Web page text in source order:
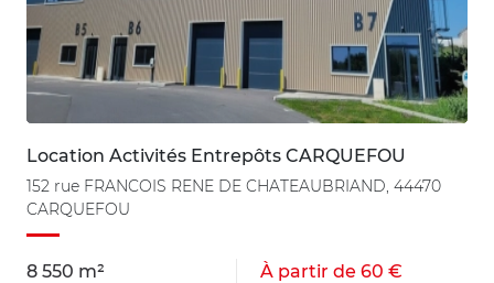
Location Activités Entrepôts CARQUEFOU
152 rue FRANCOIS RENE DE CHATEAUBRIAND, 44470
CARQUEFOU
8 550 m² À partir de 60 €